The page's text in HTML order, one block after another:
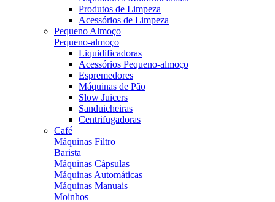
Produtos de Limpeza
Acessórios de Limpeza
Pequeno Almoço
Pequeno-almoço
Liquidificadoras
Acessórios Pequeno-almoço
Espremedores
Máquinas de Pão
Slow Juicers
Sanduicheiras
Centrifugadoras
Café
Máquinas Filtro
Barista
Máquinas Cápsulas
Máquinas Automáticas
Máquinas Manuais
Moinhos